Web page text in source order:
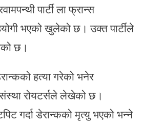
पार्टी ला फ्रान्स
भएको खुलेको छ। उक्त पार्टीले
छ।
हत्या गरेको भनेर
संस्था रोयटर्सले लेखेको छ।
गर्दा डेरान्कको मृत्यु भएको भन्ने